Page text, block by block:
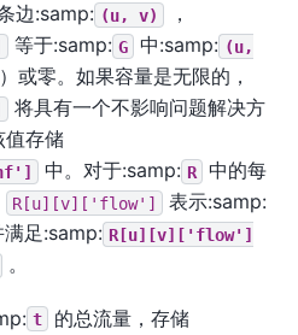
边:samp: (u, v) ，
等于:samp: G 中:samp: (u,
或零。如果容量是无限的，
将具有一个不影响问题解决方
值存储
中。对于:samp: R
中的每
R[u][v]['flow'] 表示:samp:
足:samp: R[u][v]['flow']
。
t
的总流量，存储